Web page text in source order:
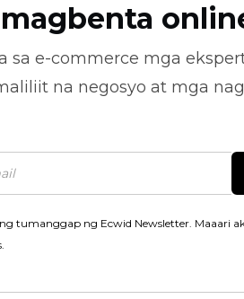
sa e-commerce mga
na negosyo at mga
tumanggap ng Ecwid Newsletter. Maaari